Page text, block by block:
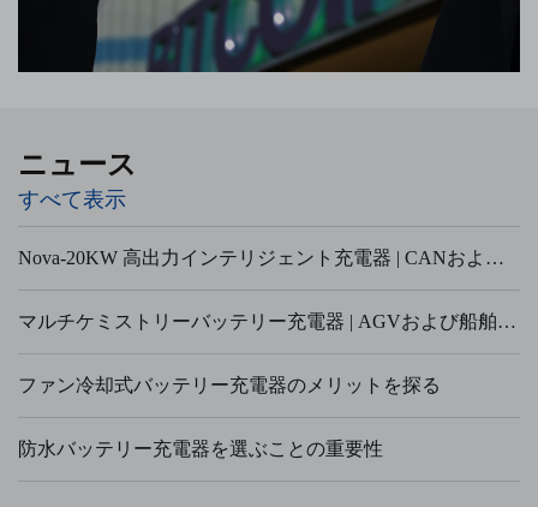
ニュース
すべて表示
Nova-20KW 高出力インテリジェント充電器 | CANおよびRS485 BMS通信対応
マルチケミストリーバッテリー充電器 | AGVおよび船舶機器向けIP54準拠の高速充電器
ファン冷却式バッテリー充電器のメリットを探る
防水バッテリー充電器を選ぶことの重要性